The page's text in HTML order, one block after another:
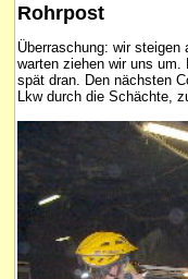
Rohrpost
Überraschung: wir
warten ziehen wir uns
spät dran. Den nächsten
Lkw durch die Schächte,